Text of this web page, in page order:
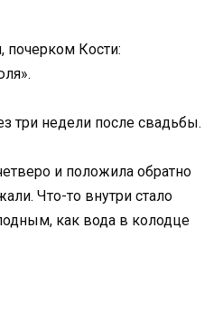
почерком Кости:
три недели после свадьбы.
и положила обратно
Что-то внутри стало
как вода в колодце